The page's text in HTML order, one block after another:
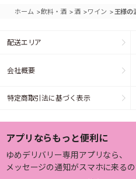
ホーム >飲料・酒 > 酒 >ワイン > 王様
配送エリア
会社概要
特定商取引法に基づく表示
アプリならもっと便利に
ゆめデリバリー専用アプリなら、
メッセージの通知がスマホに来るの